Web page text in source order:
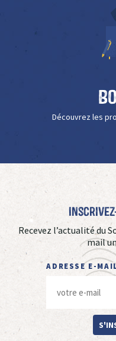
Découvrez les
Recevez l’actualité du
mail
ADRESSE E-